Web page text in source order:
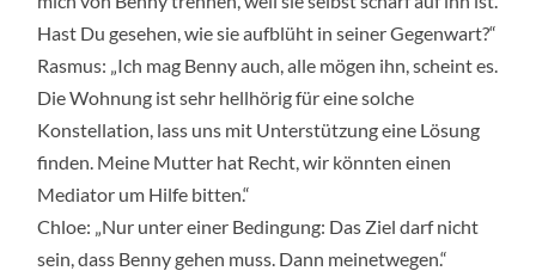
Hast Du gesehen, wie sie aufblüht in seiner Gegenwart?“
Rasmus: „Ich mag Benny auch, alle mögen ihn, scheint es.
Die Wohnung ist sehr hellhörig für eine solche
Konstellation, lass uns mit Unterstützung eine Lösung
finden. Meine Mutter hat Recht, wir könnten einen
Mediator um Hilfe bitten.“
Chloe: „Nur unter einer Bedingung: Das Ziel darf nicht
sein, dass Benny gehen muss. Dann meinetwegen.“